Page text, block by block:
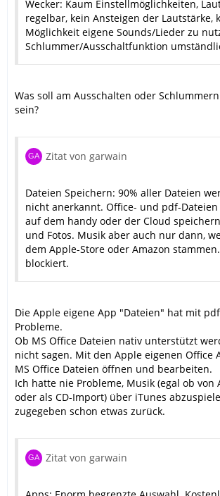
Wecker: Kaum Einstellmöglichkeiten,
regelbar, kein Ansteigen der Lautstärke,
Möglichkeit eigene Sounds/Lieder zu
Schlummer/Ausschaltfunktion
Was soll am Ausschalten oder
sein?
Zitat von garwain
Dateien Speichern: 90% aller Dateien
nicht anerkannt. Office- und pdf-
auf dem handy oder der Cloud
und Fotos. Musik aber auch nur dann,
dem Apple-Store oder Amazon
blockiert.
Die Apple eigene App "Dateien" hat mit
Probleme.
Ob MS Office Dateien nativ unterstützt
nicht sagen. Mit den Apple eigenen Office
MS Office Dateien öffnen und bearbeiten.
Ich hatte nie Probleme, Musik (egal ob von
oder als CD-Import) über iTunes
zugegeben schon etwas zurück.
Zitat von garwain